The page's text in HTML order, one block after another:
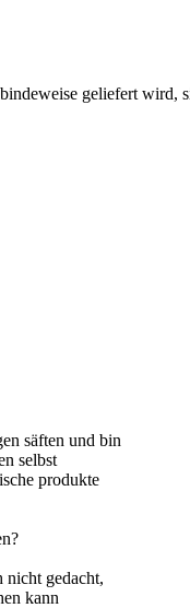
geliefert
säften und bin
selbst
produkte
nicht gedacht,
kann